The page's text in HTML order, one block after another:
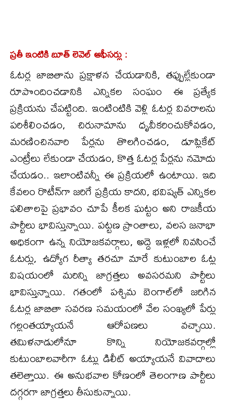
ప్రతీ ఇంటికి బూత్ లెవెల్ ఆఫీసర్లు :
ఓటర్ల జాబితాను ప్రక్షాళన చేయడానికి, తప్పుల్లేకుండా
రూపొందించడానికి ఎన్నికల సంఘం ఈ ప్రత్యేక
ప్రక్రియను చేపట్టింది. ఇంటింటికి వెళ్లి ఓటర్ల వివరాలను
పరిశీలించడం, చిరునామాను ధృవీకరించుకోవడం,
మరణించినవారి పేర్లను తొలగించడం, డూప్లికేట్
ఎంట్రీలు లేకుండా చేయడం, కొత్త ఓటర్ల పేర్లను నమోదు
చేయడం.. ఇలాంటివన్నీ ఈ ప్రక్రియలో ఉంటాయి. ఇది
కేవలం రొటీన్‌గా జరిగే ప్రక్రియ కాదని, భవిష్యత్ ఎన్నికల
ఫలితాలపై ప్రభావం చూపే కీలక ఘట్టం అని రాజకీయ
పార్టీలు భావిస్తున్నాయి. పట్టణ ప్రాంతాలు, వలస జనాభా
అధికంగా ఉన్న నియోజకవర్గాలు, అద్దె ఇళ్లలో నివసించే
ఓటర్లు, ఉద్యోగ రీత్యా తరచూ మారే కుటుంబాల ఓట్ల
విషయంలో మరిన్ని జాగ్రత్తలు అవసరమని పార్టీలు
భావిస్తున్నాయి. గతంలో పశ్చిమ బెంగాల్‌లో జరిగిన
ఓటర్ల జాబితా సవరణ సమయంలో వేల సంఖ్యలో పేర్లు
గల్లంతయ్యాయనే ఆరోపణలు వచ్చాయి.
తమిళనాడులోనూ కొన్ని నియోజకవర్గాల్లో
కుటుంబాలవారీగా ఓట్లు డిలీట్ అయ్యాయనే వివాదాలు
తలెత్తాయి. ఈ అనుభవాల కోణంలో తెలంగాణ పార్టీలు
దగ్గరగా జాగ్రత్తలు తీసుకున్నాయి.